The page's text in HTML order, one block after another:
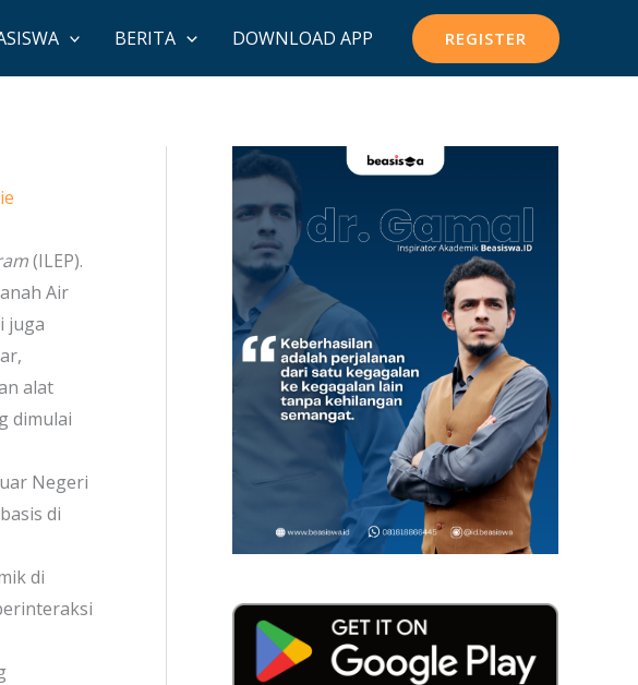
BERITA DOWNLOAD APP REGISTER
(ILEP).
Air
juga
alat
dimulai
Negeri
di
di